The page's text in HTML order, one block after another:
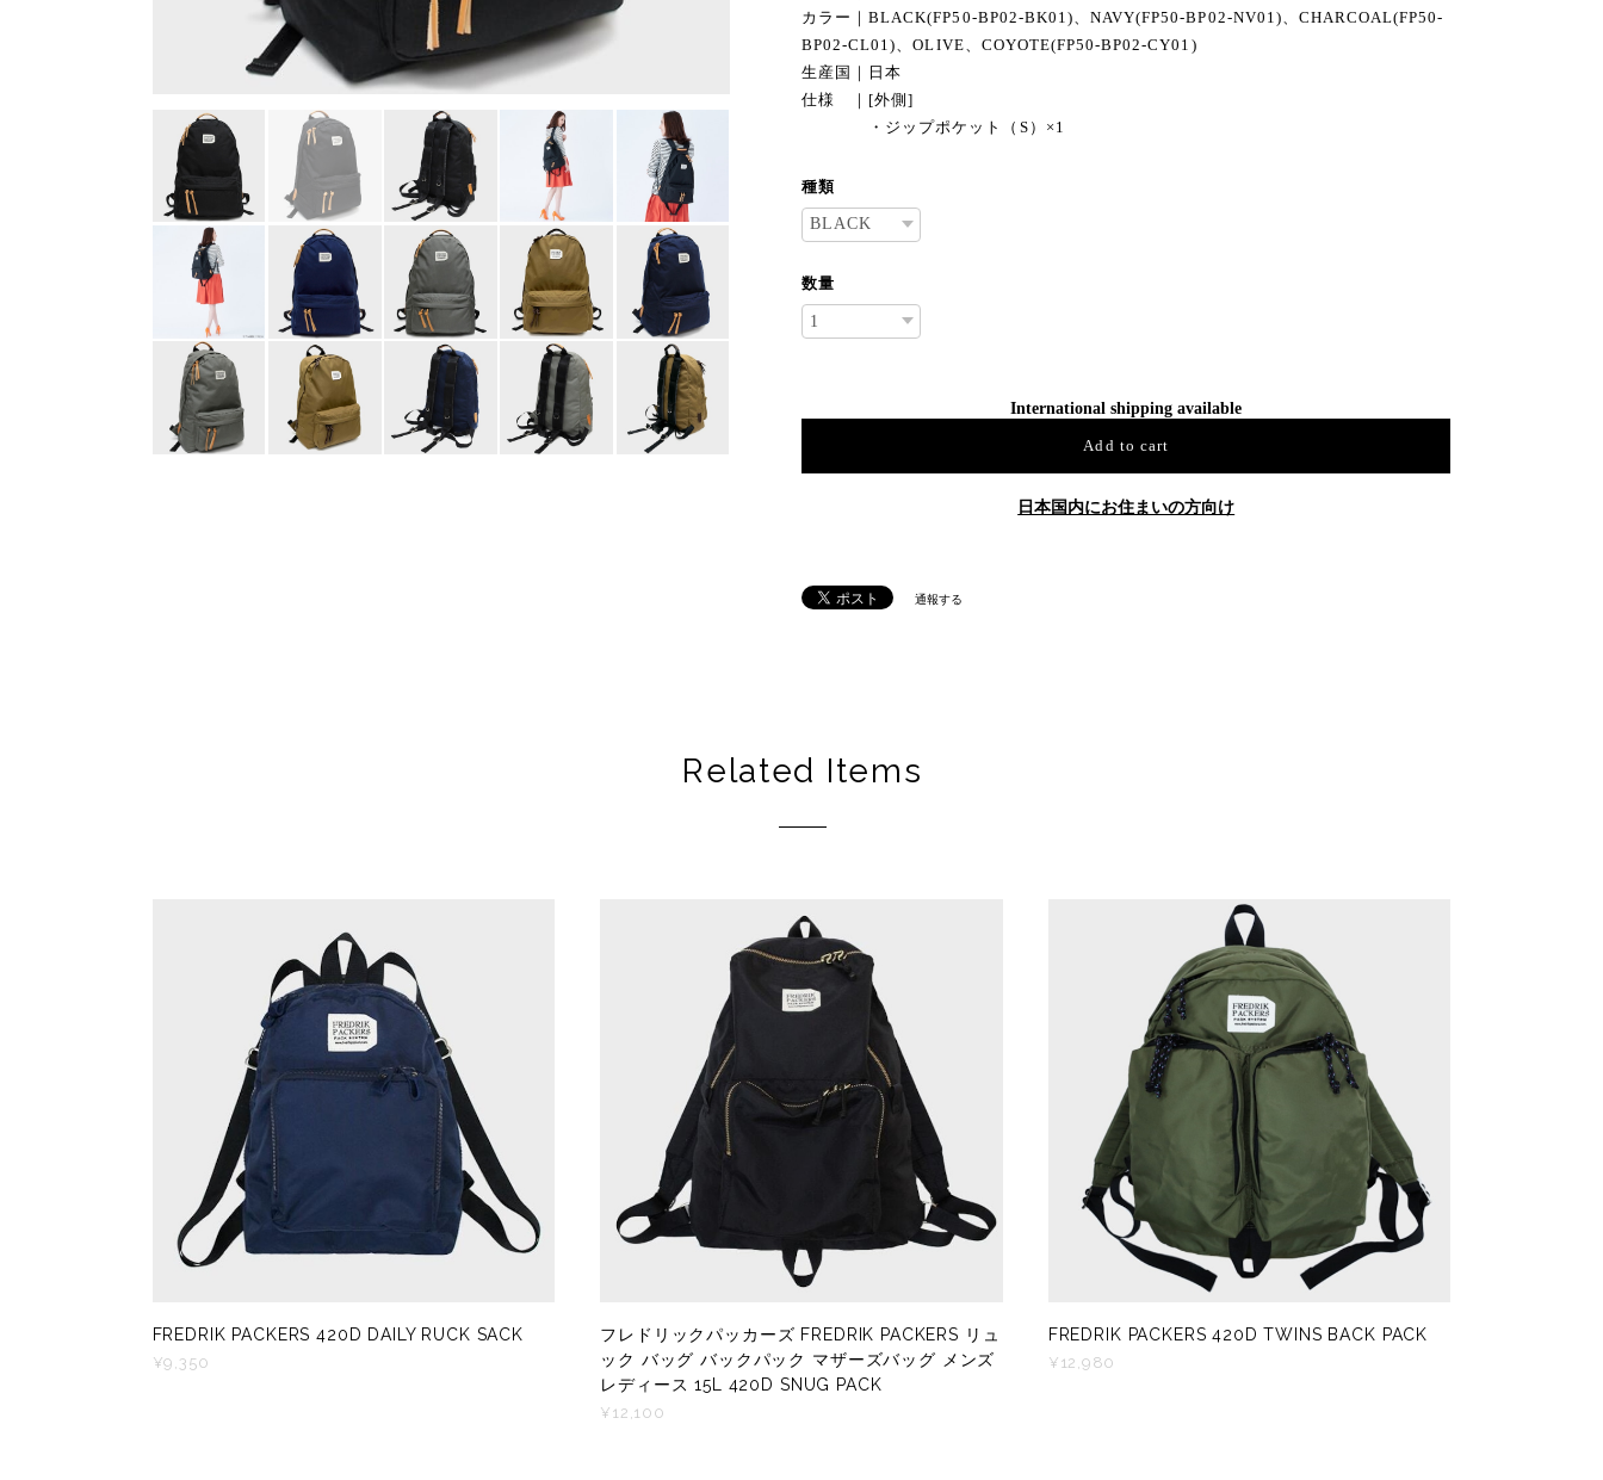
カラー｜BLACK(FP50-BP02-BK01)、NAVY(FP50-BP02-NV01)、CHARCOAL(FP50-
BP02-CL01)、OLIVE、COYOTE(FP50-BP02-CY01)
生産国｜日本
仕様 ｜[外側]
・ジップポケット（S）×1
種類
数量
International shipping available
Add to cart
日本国内にお住まいの方向け
通報する
Related Items
FREDRIK PACKERS 420D DAILY RUCK SACK
¥9,350
フレドリックパッカーズ FREDRIK PACKERS リュ
ック バッグ バックパック マザーズバッグ メンズ
レディース 15L 420D SNUG PACK
¥12,100
FREDRIK PACKERS 420D TWINS BACK PACK
¥12,980